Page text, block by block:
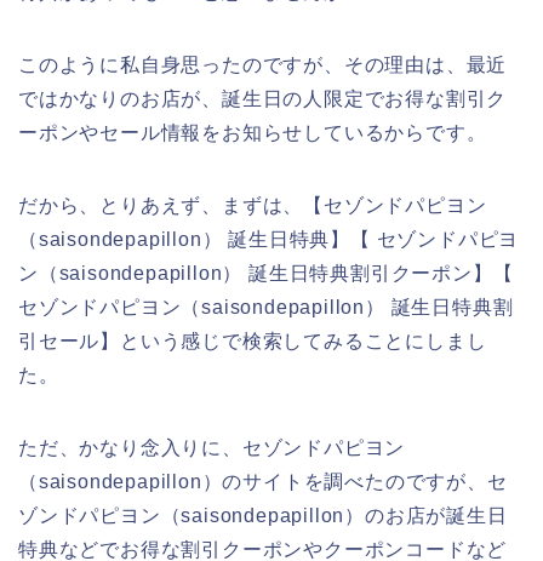
このように私自身思ったのですが、その理由は、最近
ではかなりのお店が、誕生日の人限定でお得な割引ク
ーポンやセール情報をお知らせしているからです。
だから、とりあえず、まずは、【セゾンドパピヨン
（saisondepapillon） 誕生日特典】【 セゾンドパピヨ
ン（saisondepapillon） 誕生日特典割引クーポン】【
セゾンドパピヨン（saisondepapillon） 誕生日特典割
引セール】という感じで検索してみることにしまし
た。
ただ、かなり念入りに、セゾンドパピヨン
（saisondepapillon）のサイトを調べたのですが、セ
ゾンドパピヨン（saisondepapillon）のお店が誕生日
特典などでお得な割引クーポンやクーポンコードなど